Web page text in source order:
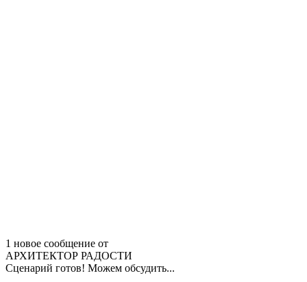
1 новое сообщение от
АРХИТЕКТОР РАДОСТИ
Сценарий готов! Можем обсудить...